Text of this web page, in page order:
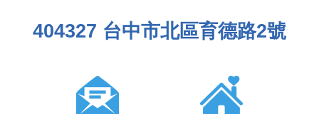
404327 台中市北區育德路2號